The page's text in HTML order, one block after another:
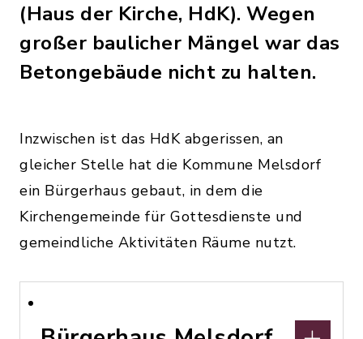
(Haus der Kirche, HdK). Wegen
großer baulicher Mängel war das
Betongebäude nicht zu halten.
Inzwischen ist das HdK abgerissen, an
gleicher Stelle hat die Kommune Melsdorf
ein Bürgerhaus gebaut, in dem die
Kirchengemeinde für Gottesdienste und
gemeindliche Aktivitäten Räume nutzt.